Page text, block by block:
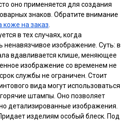
оно применяется для создания
знаков. Обратите внимание
коже на заказ.
в тех случаях, когда
ненавязчивое изображение. Суть: в
вдавливается клише, меняющее
изображение со временем не
службы не ограничен. Стоит
вида могут использоваться
штампы. Оно позволяет
детализированные изображения.
изделиям особый блеск. Под